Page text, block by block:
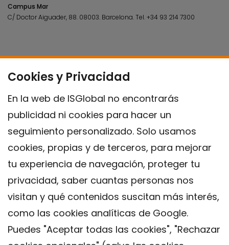
Cookies y Privacidad
En la web de ISGlobal no encontrarás
publicidad ni cookies para hacer un
seguimiento personalizado. Solo usamos
cookies, propias y de terceros, para mejorar
tu experiencia de navegación, proteger tu
privacidad, saber cuantas personas nos
visitan y qué contenidos suscitan más interés,
como las cookies analíticas de Google.
Puedes "Aceptar todas las cookies", "Rechazar
Campus Mar
C/ Doctor Aiguader, 88. 08003. Barcelona.Tel.+34 93 214 7300